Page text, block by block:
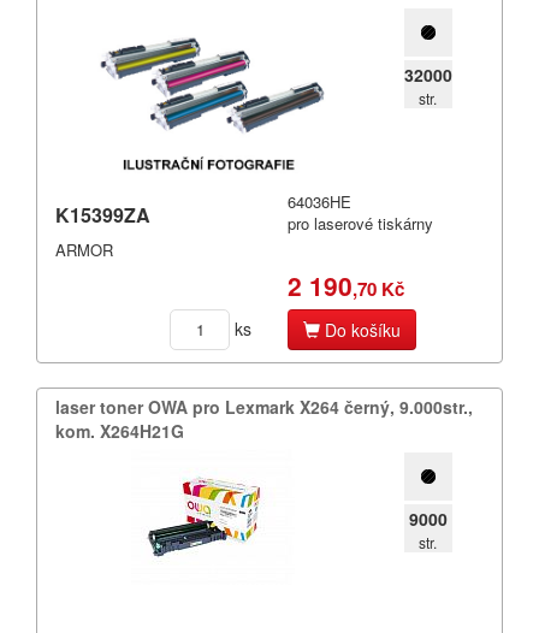
32000
str.
K15399ZA
ARMOR
64036HE
pro laserové tiskárny
2 190,70 Kč
ks Do košíku
laser toner OWA pro Lexmark X264 černý,​ 9.​000str.​,​
kom.​ X264H21G
9000
str.